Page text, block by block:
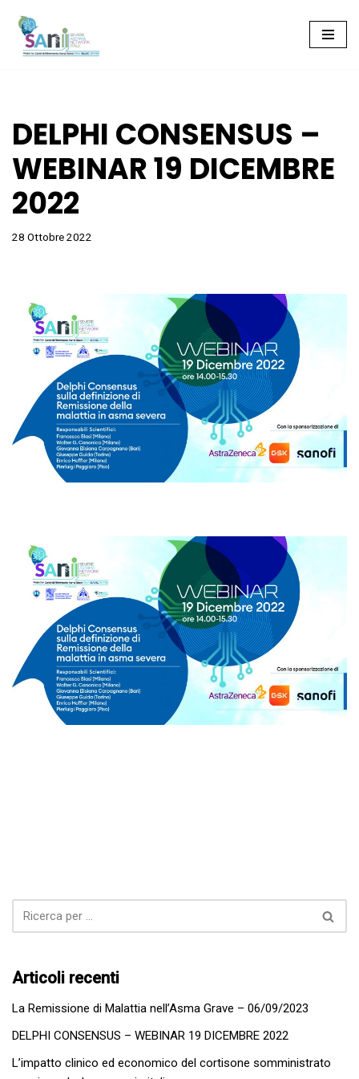
Vai
DELPHI CONSENSUS –
WEBINAR 19 DICEMBRE
2022
28 Ottobre 2022
Articoli recenti
La Remissione di Malattia nell’Asma Grave – 06/09/2023
DELPHI CONSENSUS – WEBINAR 19 DICEMBRE 2022
L’impatto clinico ed economico del cortisone somministrato